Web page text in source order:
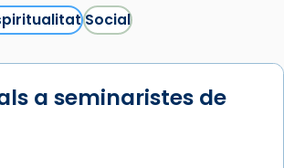
Social
a seminaristes de